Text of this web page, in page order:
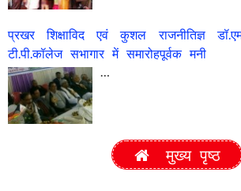
प्रखर शिक्षाविद एवं कुशल राजनीतिज्ञ
टी.पी.कॉलेज सभागार में समारोहपूर्वक मनी
…
मुख्य पृष्ठ